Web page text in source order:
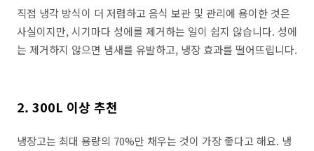
직접 냉각 방식이 더 저렴하고 음식 보관 및 관리에 용이한 것은
사실이지만, 시기마다 성에를 제거하는 일이 쉽지 않습니다. 성에
는 제거하지 않으면 냄새를 유발하고, 냉장 효과를 떨어뜨립니다.
2. 300L 이상 추천
냉장고는 최대 용량의 70%만 채우는 것이 가장 좋다고 해요. 냉